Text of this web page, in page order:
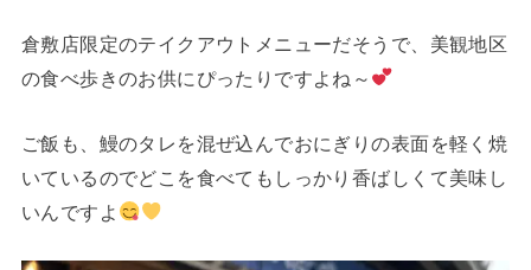
倉敷店限定のテイクアウトメニューだそうで、美観地区
の食べ歩きのお供にぴったりですよね～
ご飯も、鰻のタレを混ぜ込んでおにぎりの表面を軽く焼
いているのでどこを食べてもしっかり香ばしくて美味し
いんですよ